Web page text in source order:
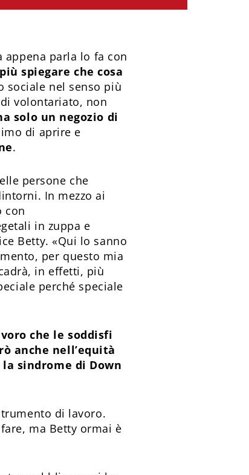
parla lo fa con
spiegare che cosa
sociale nel senso più
volontariato, non
solo un negozio di
di aprire e
.
persone che
In mezzo ai
con
in zuppa e
Betty. «Qui lo sanno
per questo mia
in effetti, più
perché speciale
che le soddisfi
anche nell’equità
sindrome di Down
di lavoro.
ma Betty ormai è